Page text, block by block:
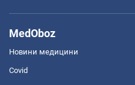
MedOboz
Новини медицини
Covid